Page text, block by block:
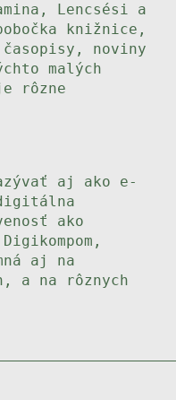
Lencsési a
knižnice,
noviny
malých
rôzne
aj ako e-
ako
aj na
a na rôznych